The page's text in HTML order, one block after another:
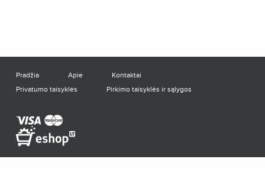
Pradžia Apie
Kontaktai
Privatumo taisyklės
Pirkimo taisyklės ir sąlygos